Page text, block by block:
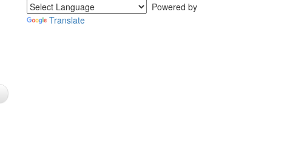
Powered by
Translate